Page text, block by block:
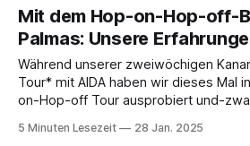
Mit dem Hop-on-Hop-off-
Palmas: Unsere
Während unserer zweiwöchigen
Tour* mit AIDA haben wir dieses Mal
on-Hop-off Tour ausprobiert und-
zu Fuß unterwegs. Landgang in Las Palmas auf Gran
5 Minuten Lesezeit 28 Jan. 2025